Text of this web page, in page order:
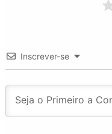
Inscrever-se